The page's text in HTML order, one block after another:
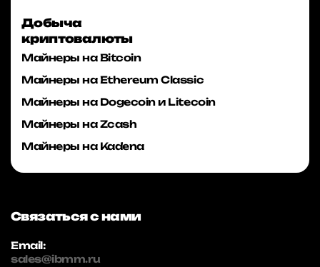
Добыча
криптовалюты
Майнеры на Bitcoin
Майнеры на Ethereum Classic
Майнеры на Dogecoin и Litecoin
Майнеры на Zcash
Майнеры на Kadena
Связаться с нами
Email:
sales@ibmm.ru